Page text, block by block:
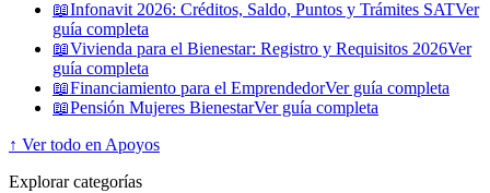
📖Infonavit 2026: Créditos, Saldo, Puntos y Trámites SATVer
guía completa
📖Vivienda para el Bienestar: Registro y Requisitos 2026Ver
guía completa
📖Financiamiento para el EmprendedorVer guía completa
📖Pensión Mujeres BienestarVer guía completa
↑ Ver todo en Apoyos
Explorar categorías